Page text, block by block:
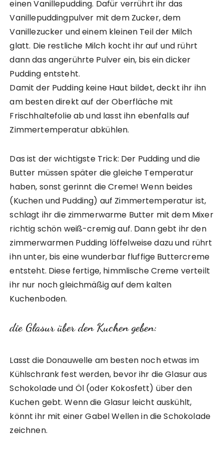
einen Vanillepudding. Dafür verrührt ihr das
Vanillepuddingpulver mit dem Zucker, dem
Vanillezucker und einem kleinen Teil der Milch
glatt. Die restliche Milch kocht ihr auf und rührt
dann das angerührte Pulver ein, bis ein dicker
Pudding entsteht.
​Damit der Pudding keine Haut bildet, deckt ihr ihn
am besten direkt auf der Oberfläche mit
Frischhaltefolie ab und lasst ihn ebenfalls auf
Zimmertemperatur abkühlen.
Das ist der wichtigste Trick: Der Pudding und die
Butter müssen später die gleiche Temperatur
haben, sonst gerinnt die Creme! Wenn beides
(Kuchen und Pudding) auf Zimmertemperatur ist,
schlagt ihr die zimmerwarme Butter mit dem Mixer
richtig schön weiß-cremig auf. Dann gebt ihr den
zimmerwarmen Pudding löffelweise dazu und rührt
ihn unter, bis eine wunderbar fluffige Buttercreme
entsteht. Diese fertige, himmlische Creme verteilt
ihr nur noch gleichmäßig auf dem kalten
Kuchenboden.
die Glasur über den Kuchen geben:
Lasst die Donauwelle am besten noch etwas im
Kühlschrank fest werden, bevor ihr die Glasur aus
Schokolade und Öl (oder Kokosfett) über den
Kuchen gebt. Wenn die Glasur leicht auskühlt,
könnt ihr mit einer Gabel Wellen in die Schokolade
zeichnen.